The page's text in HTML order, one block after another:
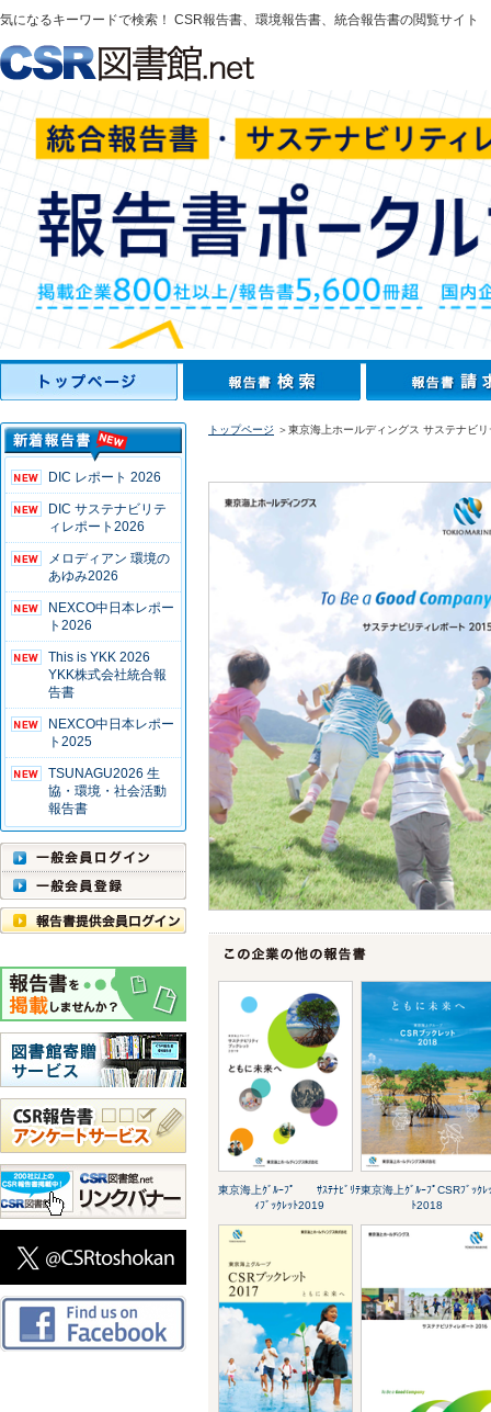
気になるキーワードで検索！ CSR報告書、環境報告書、統合報告書の閲覧サイト
DIC レポート 2026
DIC サステナビリテ
ィレポート2026
メロディアン 環境の
あゆみ2026
NEXCO中日本レポー
ト2026
This is YKK 2026
YKK株式会社統合報
告書
NEXCO中日本レポー
ト2025
TSUNAGU2026 生
協・環境・社会活動
報告書
トップページ ＞東京海上ホールディングス サステナビ
東京海上ｸﾞﾙｰﾌﾟ ｻｽﾃﾅﾋﾞﾘﾃ
ｨﾌﾞｯｸﾚｯﾄ2019
東京海上ｸﾞﾙｰﾌﾟCSRﾌﾞｯｸﾚ
ﾄ2018